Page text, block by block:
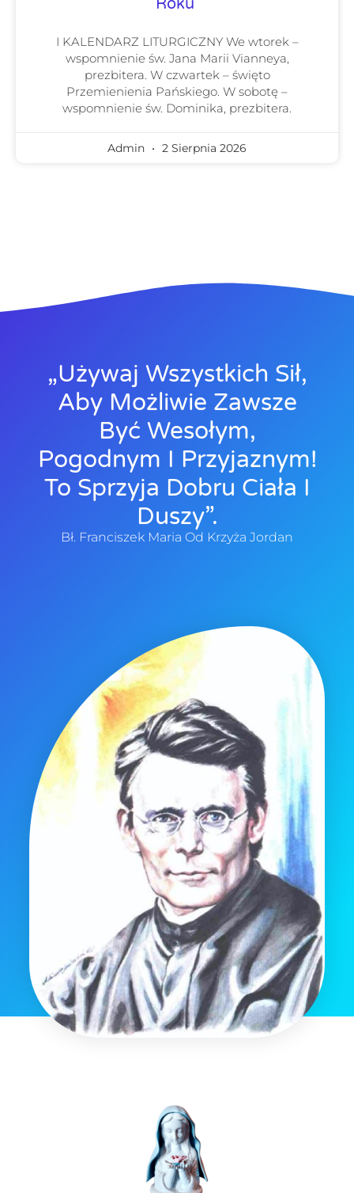
Roku
I KALENDARZ LITURGICZNY We wtorek –
wspomnienie św. Jana Marii Vianneya,
prezbitera. W czwartek – święto
Przemienienia Pańskiego. W sobotę –
wspomnienie św. Dominika, prezbitera.
Admin 2 Sierpnia 2026
„Używaj Wszystkich Sił,
Aby Możliwie Zawsze
Być Wesołym,
Pogodnym I Przyjaznym!
To Sprzyja Dobru Ciała I
Duszy”.
Bł. Franciszek Maria Od Krzyża Jordan